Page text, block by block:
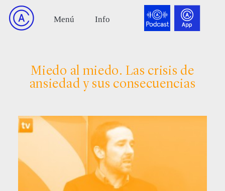
Miedo al miedo. Las crisis de
ansiedad y sus consecuencias